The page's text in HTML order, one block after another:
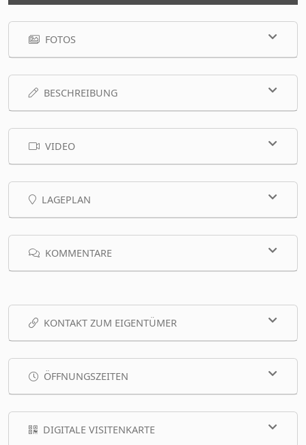
FOTOS
BESCHREIBUNG
VIDEO
LAGEPLAN
KOMMENTARE
KONTAKT ZUM EIGENTÜMER
ÖFFNUNGSZEITEN
DIGITALE VISITENKARTE